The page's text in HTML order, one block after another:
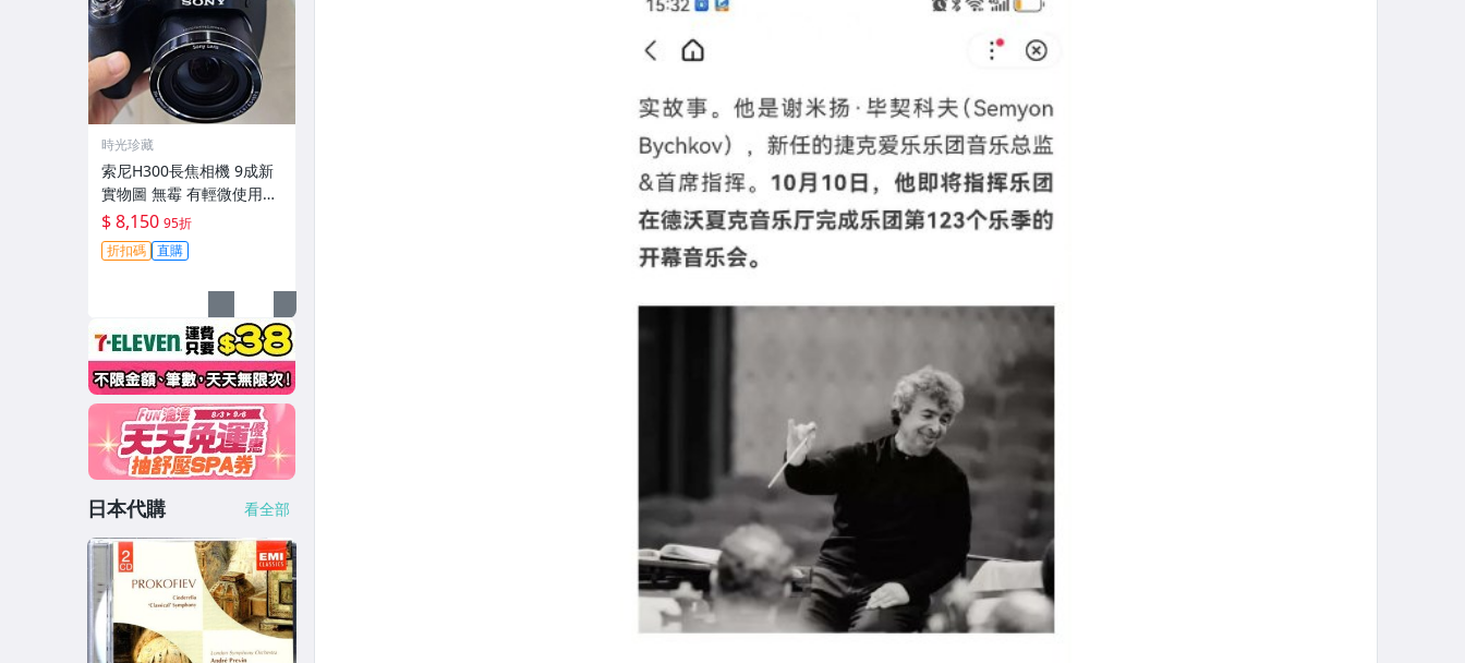
時光珍藏
索尼H300長焦相機 9成新
實物圖 無霉 有輕微使用痕
跡 機身鏡頭原裝 無拆修無
翻新-3430
$ 8,150 95折
折扣碼 直購
日本代購 看全部